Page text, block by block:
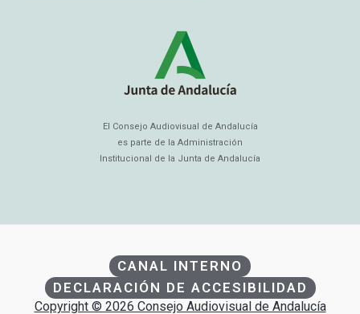
El Consejo Audiovisual de Andalucía
es parte de la Administración
Institucional de la Junta de Andalucía
CANAL INTERNO
DECLARACIÓN DE ACCESIBILIDAD
Copyright © 2026 Consejo Audiovisual de Andalucía